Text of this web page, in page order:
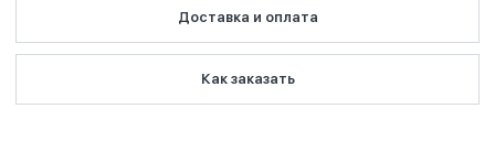
Доставка и оплата
Как заказать